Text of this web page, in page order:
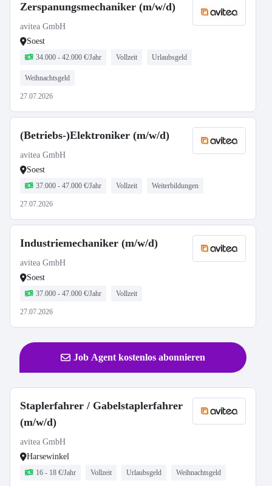
Zerspanungsmechaniker (m/w/d)
avitea GmbH
Soest
34.000 - 42.000 €/Jahr Vollzeit Urlaubsgeld
Weihnachtsgeld
27.07.2026
(Betriebs-)Elektroniker (m/w/d)
avitea GmbH
Soest
37.000 - 47.000 €/Jahr Vollzeit Weiterbildungen
27.07.2026
Industriemechaniker (m/w/d)
avitea GmbH
Soest
37.000 - 47.000 €/Jahr Vollzeit
27.07.2026
Job Agent kostenlos abonnieren
Staplerfahrer / Gabelstaplerfahrer
(m/w/d)
avitea GmbH
Harsewinkel
16 - 18 €/Jahr Vollzeit Urlaubsgeld Weihnachtsgeld